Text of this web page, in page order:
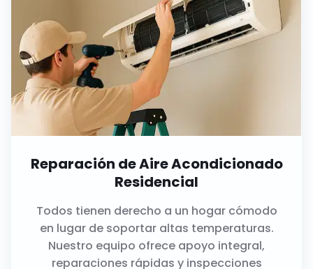
Reparación de Aire Acondicionado
Residencial
Todos tienen derecho a un hogar cómodo
en lugar de soportar altas temperaturas.
Nuestro equipo ofrece apoyo integral,
reparaciones rápidas y inspecciones